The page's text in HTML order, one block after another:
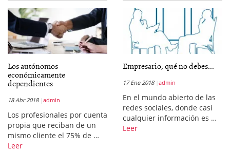
Los autónomos
económicamente
dependientes
18 Abr 2018 admin
Los profesionales por cuenta
propia que reciban de un
mismo cliente el 75% de …
Leer
Empresario, qué no debes...
17 Ene 2018 admin
En el mundo abierto de las
redes sociales, donde casi
cualquier información es …
Leer